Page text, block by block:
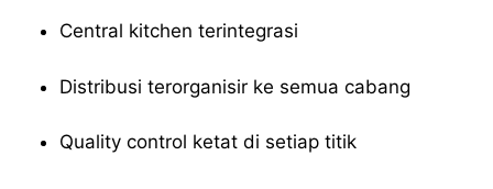
Central kitchen terintegrasi
Distribusi terorganisir ke semua cabang
Quality control ketat di setiap titik